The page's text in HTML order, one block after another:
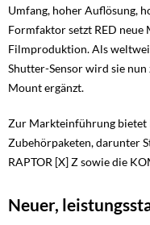
Umfang, hoher Auflösung,
Formfaktor setzt RED neue
Filmproduktion. Als
Shutter-Sensor wird sie
Mount ergänzt.
Zur Markteinführung bietet
Zubehörpaketen, darunter
RAPTOR [X] Z sowie die
Neuer,